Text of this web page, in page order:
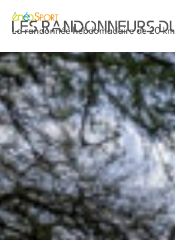
La randonnée hebdomadaire de 20 km
Nos